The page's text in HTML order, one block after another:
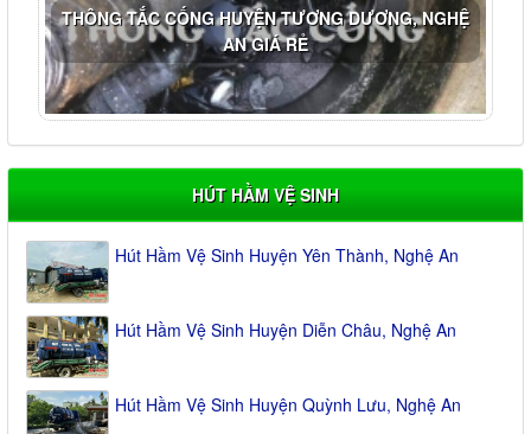
THÔNG TẮC CỐNG HUYỆN TƯƠNG DƯƠNG, NGHỆ
AN GIÁ RẺ
HÚT HẦM VỆ SINH
Hút Hầm Vệ Sinh Huyện Yên Thành, Nghệ An
Hút Hầm Vệ Sinh Huyện Diễn Châu, Nghệ An
Hút Hầm Vệ Sinh Huyện Quỳnh Lưu, Nghệ An